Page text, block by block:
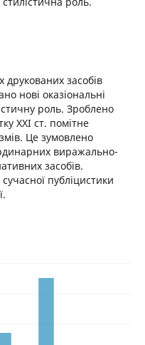
друкованих засобів
нові оказіональні
роль. Зроблено
XXI ст. помітне
Це зумовлено
виражально-
засобів.
публіцистики